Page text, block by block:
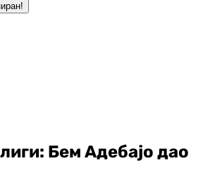
Бем Адебајо дао